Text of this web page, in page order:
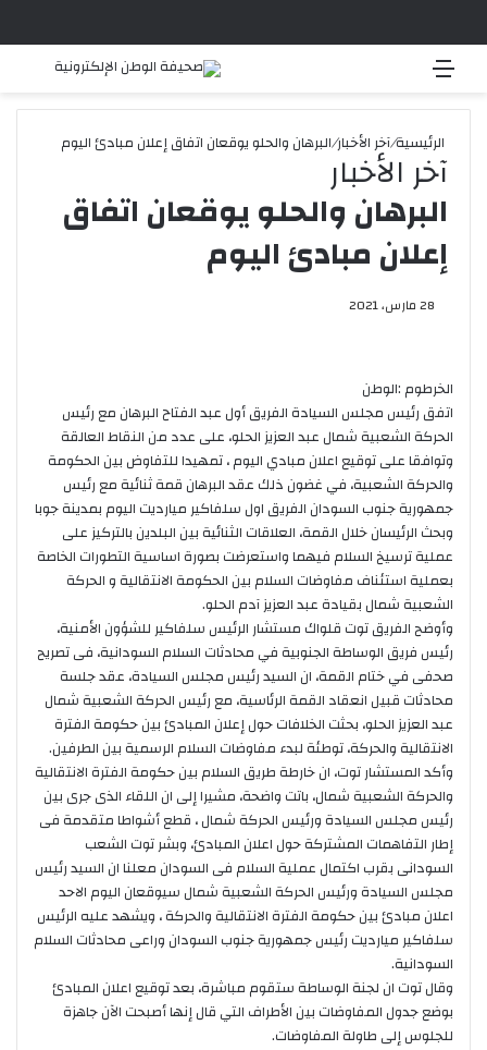
القائمة
الرئيسية/آخر الأخبار/البرهان والحلو يوقعان اتفاق إعلان مبادئ اليوم
آخر الأخبار
البرهان والحلو يوقعان اتفاق
إعلان مبادئ اليوم
28 مارس، 2021
الخرطوم :الوطن
اتفق رئيس مجلس السيادة الفريق أول عبد الفتاح البرهان مع رئيس
الحركة الشعبية شمال عبد العزيز الحلو، على عدد من النقاط العالقة
وتوافقا على توقيع اعلان مبادي اليوم ، تمهيدا للتفاوض بين الحكومة
والحركة الشعبية، في غضون ذلك عقد البرهان قمة ثنائية مع رئيس
جمهورية جنوب السودان الفريق اول سلفاكير ميارديت اليوم بمدينة جوبا
وبحث الرئيسان خلال القمة، العلاقات الثنائية بين البلدين بالتركيز على
عملية ترسيخ السلام فيهما واستعرضت بصورة اساسية التطورات الخاصة
بعملية استئناف مفاوضات السلام بين الحكومة الانتقالية و الحركة
الشعبية شمال بقيادة عبد العزيز آدم الحلو.
وأوضح الفريق توت قلواك مستشار الرئيس سلفاكير للشؤون الأمنية،
رئيس فريق الوساطة الجنوبية في محادثات السلام السودانية، فى تصريح
صحفى في ختام القمة، ان السيد رئيس مجلس السيادة، عقد جلسة
محادثات قبيل انعقاد القمة الرئاسية، مع رئيس الحركة الشعبية شمال
عبد العزيز الحلو، بحثت الخلافات حول إعلان المبادئ بين حكومة الفترة
الانتقالية والحركة، توطئة لبدء مفاوضات السلام الرسمية بين الطرفين.
وأكد المستشار توت، ان خارطة طريق السلام بين حكومة الفترة الانتقالية
والحركة الشعبية شمال، باتت واضحة، مشيرا إلى ان اللقاء الذى جرى بين
رئيس مجلس السيادة ورئيس الحركة شمال ، قطع أشواطا متقدمة فى
إطار التفاهمات المشتركة حول اعلان المبادئ، وبشر توت الشعب
السودانى بقرب اكتمال عملية السلام فى السودان معلنا ان السيد رئيس
مجلس السيادة ورئيس الحركة الشعبية شمال سيوقعان اليوم الاحد
اعلان مبادئ بين حكومة الفترة الانتقالية والحركة ، ويشهد عليه الرئيس
سلفاكير ميارديت رئيس جمهورية جنوب السودان وراعى محادثات السلام
السودانية.
وقال توت ان لجنة الوساطة ستقوم مباشرة، بعد توقيع اعلان المبادئ
بوضع جدول المفاوضات بين الأطراف التي قال إنها أصبحت الآن جاهزة
للجلوس إلى طاولة المفاوضات.